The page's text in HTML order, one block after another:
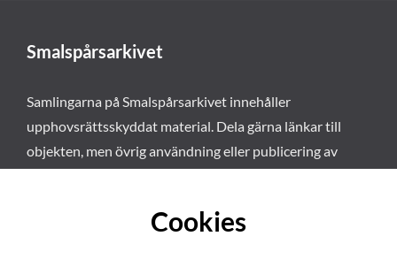
Smalspårsarkivet
Samlingarna på Smalspårsarkivet innehåller
upphovsrättsskyddat material. Dela gärna länkar till
objekten, men övrig användning eller publicering av
Cookies